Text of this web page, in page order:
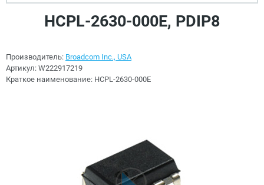
HCPL-2630-000E, PDIP8
Производитель: Broadcom Inc., USA
Артикул: W222917219
Краткое наименование: HCPL-2630-000E